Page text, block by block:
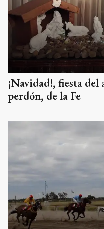
¡Navidad!, fiesta
perdón, de la Fe